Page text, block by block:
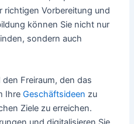
richtigen Vorbereitung und
können Sie nicht nur
sondern auch
Freiraum, den das
IhreGeschäftsideen zu
Ziele zu erreichen.